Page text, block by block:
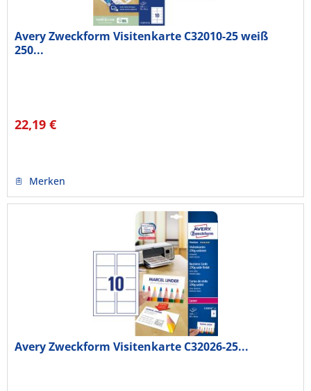
Avery Zweckform Visitenkarte C32010-25 weiß
250...
22,19 €
Merken
Avery Zweckform Visitenkarte C32026-25...